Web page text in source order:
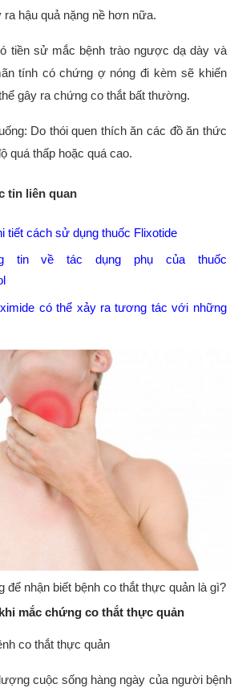
hậu quả nặng nề hơn nữa.
tiền sử mắc bệnh trào ngược dạ dày và
tính có chứng ợ nóng đi kèm sẽ khiến
gây ra chứng co thắt bất thường.
Do thói quen thích ăn các đồ ăn thức
quá thấp hoặc quá cao.
tin liên quan
tiết cách sử dụng thuốc Flixotide
tin về tác dụng phụ của thuốc
có thể xảy ra tương tác với những
để nhận biết bệnh co thắt thực quản là gì?
mắc chứng co thắt thực quản
co thắt thực quản
cuộc sống hàng ngày của người bệnh